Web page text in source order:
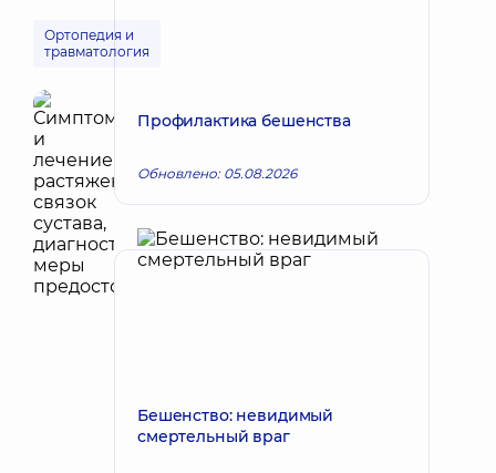
Ортопедия и
травматология
Профилактика бешенства
Обновлено: 05.08.2026
Бешенство: невидимый
смертельный враг